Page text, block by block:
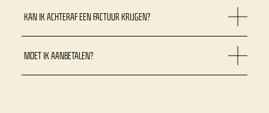
KAN IK ACHTERAF EEN FACTUUR KRIJGEN?
MOET IK AANBETALEN?